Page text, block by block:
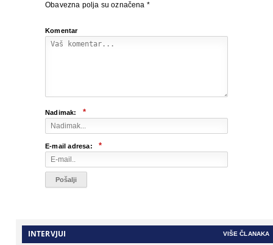
Obavezna polja su označena *
Komentar
Nadimak: *
E-mail adresa: *
INTERVJUI VIŠE ČLANAKA